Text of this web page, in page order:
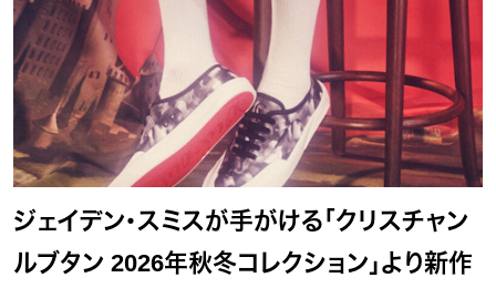
ジェイデン・スミスが手がける「クリスチャン
ルブタン 2026年秋冬コレクション」より新作